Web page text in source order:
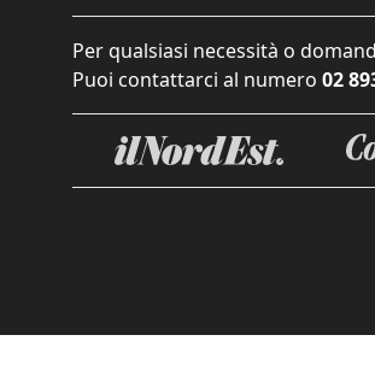
Per qualsiasi necessità o
Puoi contattarci al numero 02